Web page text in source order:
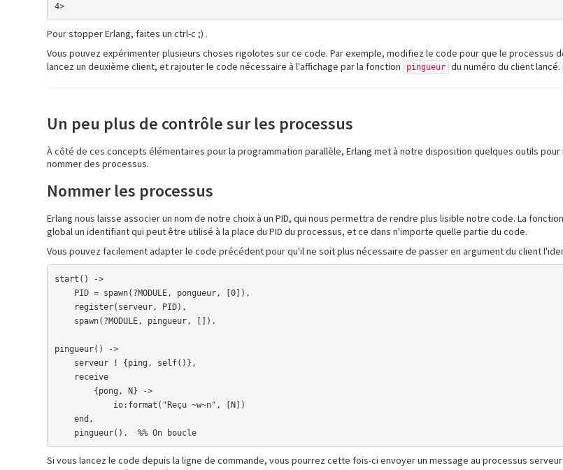
4>
Pour stopper Erlang, faites un ctrl-c ;) .
Vous pouvez expérimenter plusieurs choses rigolotes sur ce code. Par exemple, modifiez le code pour que le processus
lancez un deuxième client, et rajouter le code nécessaire à l'affichage par la fonction
pingueur du numéro du client
Un peu plus de contrôle sur les processus
À côté de ces concepts élémentaires pour la programmation parallèle, Erlang met à notre disposition quelques outils
nommer des processus.
Nommer les processus
Erlang nous laisse associer un nom de notre choix à un PID, qui nous permettra de rendre plus lisible notre code. La
global un identifiant qui peut être utilisé à la place du PID du processus, et ce dans n'importe quelle partie du code.
Vous pouvez facilement adapter le code précédent pour qu'il ne soit plus nécessaire de passer en argument du client
start() ->
pingueur() ->
    pingueur().  %% On boucle
Si vous lancez le code depuis la ligne de commande, vous pourrez cette fois-ci envoyer un message au processus